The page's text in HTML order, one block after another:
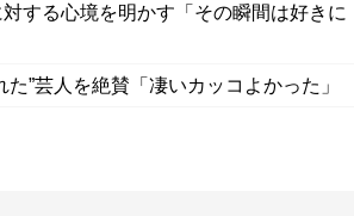
する心境を明かす「その瞬間は好きに
”芸人を絶賛「凄いカッコよかった」